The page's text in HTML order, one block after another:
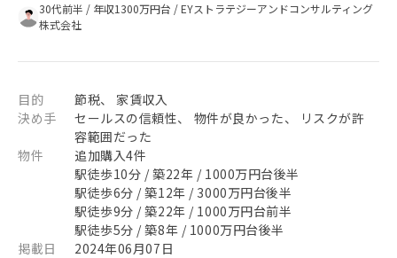
30代前半 / 年収1300万円台 /EYストラテジーアンドコンサルティング
株式会社
目的
節税、 家賃収入
決め手
セールスの信頼性、 物件が良かった、 リスクが許
容範囲だった
物件
追加購入4件
駅徒歩10分 / 築22年 / 1000万円台後半
駅徒歩6分 / 築12年 / 3000万円台後半
駅徒歩9分 / 築22年 / 1000万円台前半
駅徒歩5分 / 築8年 / 1000万円台後半
掲載日
2024年06月07日